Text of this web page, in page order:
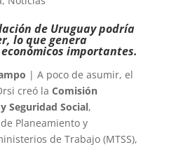
de Uruguay podría
lo que genera
importantes.
| A poco de asumir, el
creó la Comisión
Seguridad Social,
Planeamiento y
de Trabajo (MTSS),